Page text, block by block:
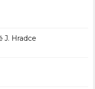
J. Hradce